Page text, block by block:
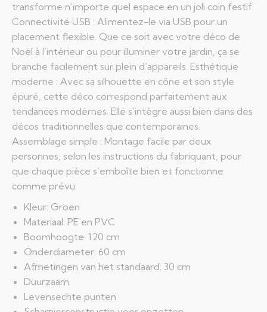
transforme n’importe quel espace en un joli coin festif.
Connectivité USB : Alimentez-le via USB pour un
placement flexible. Que ce soit avec votre déco de
Noël à l’intérieur ou pour illuminer votre jardin, ça se
branche facilement sur plein d’appareils. Esthétique
moderne : Avec sa silhouette en cône et son style
épuré, cette déco correspond parfaitement aux
tendances modernes. Elle s’intègre aussi bien dans des
décos traditionnelles que contemporaines.
Assemblage simple : Montage facile par deux
personnes, selon les instructions du fabriquant, pour
que chaque pièce s’emboîte bien et fonctionne
comme prévu.
Kleur: Groen
Materiaal: PE en PVC
Boomhoogte: 120 cm
Onderdiameter: 60 cm
Afmetingen van het standaard: 30 cm
Duurzaam
Levensechte punten